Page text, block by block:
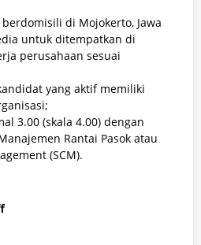
di Mojokerto, Jawa
untuk ditempatkan di
perusahaan sesuai
yang aktif memiliki
3.00 (skala 4.00) dengan
Rantai Pasok atau
(SCM).